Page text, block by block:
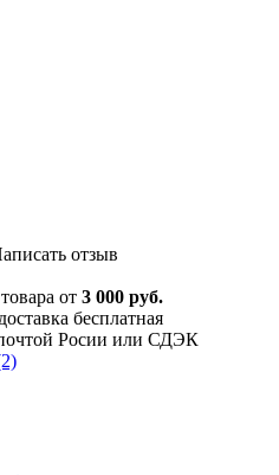
отзыв
от 3 000 руб.
доставка бесплатная
Росии или СДЭК